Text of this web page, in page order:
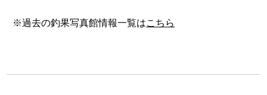
※過去の釣果写真館情報一覧はこちら